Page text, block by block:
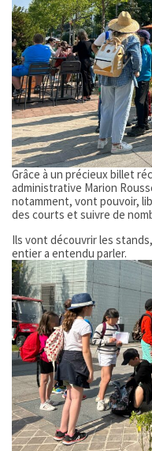
Grâce à un précieux billet
administrative Marion
notamment, vont pouvoir,
des courts et suivre de
Ils vont découvrir les
entier a entendu parler.